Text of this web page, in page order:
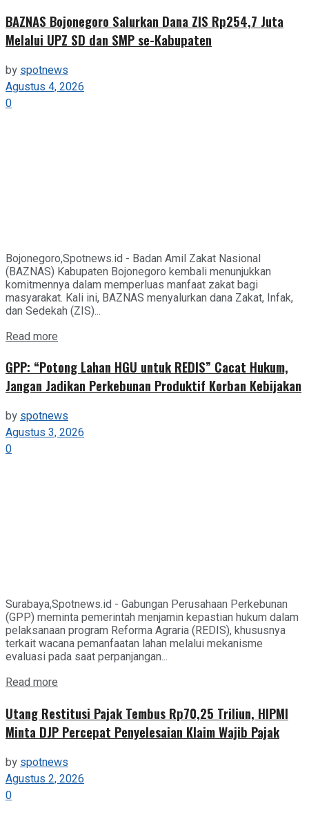
BAZNAS Bojonegoro Salurkan Dana ZIS Rp254,7 Juta
Melalui UPZ SD dan SMP se-Kabupaten
by spotnews
Agustus 4, 2026
0
Bojonegoro,Spotnews.id - Badan Amil Zakat Nasional
(BAZNAS) Kabupaten Bojonegoro kembali menunjukkan
komitmennya dalam memperluas manfaat zakat bagi
masyarakat. Kali ini, BAZNAS menyalurkan dana Zakat, Infak,
dan Sedekah (ZIS)...
Read more
GPP: “Potong Lahan HGU untuk REDIS” Cacat Hukum,
Jangan Jadikan Perkebunan Produktif Korban Kebijakan
byspotnews
Agustus 3, 2026
0
Surabaya,Spotnews.id - Gabungan Perusahaan Perkebunan
(GPP) meminta pemerintah menjamin kepastian hukum dalam
pelaksanaan program Reforma Agraria (REDIS), khususnya
terkait wacana pemanfaatan lahan melalui mekanisme
evaluasi pada saat perpanjangan...
Read more
Utang Restitusi Pajak Tembus Rp70,25 Triliun, HIPMI
Minta DJP Percepat Penyelesaian Klaim Wajib Pajak
by spotnews
Agustus 2, 2026
0